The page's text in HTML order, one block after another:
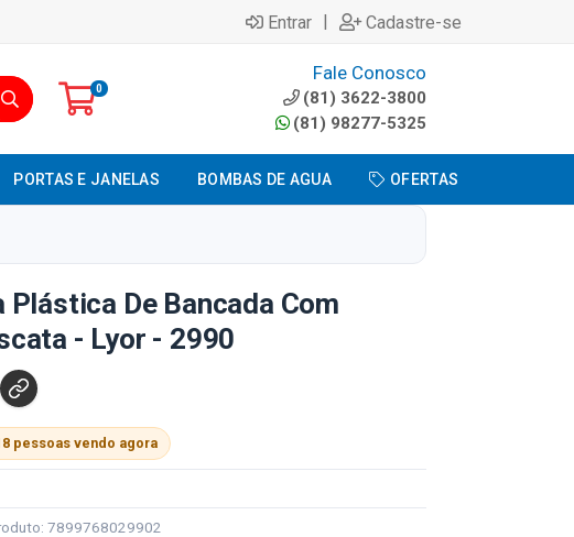
Entrar | Cadastre-se
0
Fale Conosco
(81) 3622-3800
(81) 98277-5325
PORTAS E JANELAS BOMBAS DE AGUA OFERTAS
Plástica De Bancada Com
- Lyor - 2990
pessoas vendo agora
7899768029902